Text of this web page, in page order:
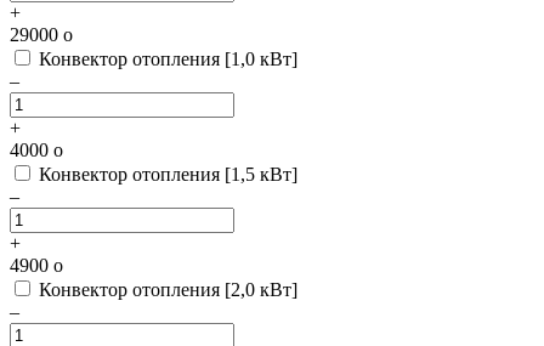
+
29000 o
Конвектор отопления [1,0 кВт]
–
+
4000 o
Конвектор отопления [1,5 кВт]
–
+
4900 o
Конвектор отопления [2,0 кВт]
–